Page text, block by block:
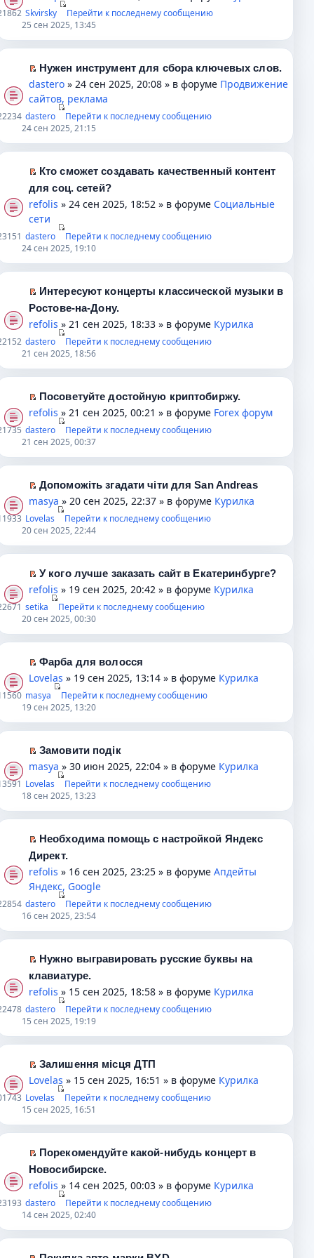
ю
с
о
о
щ
е
н
и
ю
а
н
н
м
у
с
о
о
б
е
н
и
ю
е
п
р
ч
и
т
а
н
н
м
у
с
о
о
б
щ
н
и
ю
е
р
в
о
у
н
е
п
р
о
и
т
а
н
н
о
у
с
о
о
б
щ
н
и
ю
р
й
т
и
к
е
в
о
у
н
е
п
р
о
ч
т
а
н
н
о
у
с
о
о
б
е
н
и
ю
1862 Skvirsky
Перейти к последнему сообщению
25 сен 2025, 13:45
П
е
е
т
и
п
е
р
в
о
м
у
е
п
р
о
ч
т
а
н
н
о
у
с
о
о
б
е
н
и
ю
Нужен инструмент для сбора ключевых слов.
dastero » 24 сен 2025, 20:08 » в форуме Продвижение
сайтов, реклама
2234 dastero
Перейти к последнему сообщению
24 сен 2025, 21:15
е
р
е
й
т
и
к
е
р
в
о
м
н
е
п
р
о
и
т
а
н
н
м
у
с
о
о
щ
е
н
и
ю
Кто сможет создавать качественный контент
для соц. сетей?
refolis » 24 сен 2025, 18:52 » в форуме Социальные
сети
3151 dastero
Перейти к последнему сообщению
24 сен 2025, 19:10
е
р
е
й
т
и
к
п
е
р
в
о
м
у
н
е
п
р
о
ч
и
т
а
н
о
м
у
с
о
б
щ
е
н
и
Интересуют концерты классической музыки в
Ростове-на-Дону.
refolis » 21 сен 2025, 18:33 » в форуме Курилка
2152 dastero
Перейти к последнему сообщению
21 сен 2025, 18:56
П
р
й
т
и
п
р
в
о
у
е
п
р
ч
т
а
н
о
у
с
о
б
щ
е
н
и
ю
Посоветуйте достойную криптобиржу.
refolis » 21 сен 2025, 00:21 » в форуме Forex форум
1735 dastero
Перейти к последнему сообщению
21 сен 2025, 00:37
П
р
й
т
и
п
р
в
о
у
е
п
р
ч
т
а
н
о
м
у
с
о
о
щ
е
н
и
ю
Допоможіть згадати чіти для San Andreas
masya » 20 сен 2025, 22:37 » в форуме Курилка
1933 Lovelas
Перейти к последнему сообщению
20 сен 2025, 22:44
П
р
й
т
и
п
р
в
о
у
е
п
о
ч
и
т
а
н
н
м
у
с
о
о
щ
е
н
и
ю
У кого лучше заказать сайт в Екатеринбурге?
refolis » 19 сен 2025, 20:42 » в форуме Курилка
2671 setika
Перейти к последнему сообщению
20 сен 2025, 00:30
П
р
й
т
и
п
р
в
м
у
н
е
п
р
о
и
т
а
н
н
м
у
с
о
о
щ
е
н
и
ю
Фарба для волосся
Lovelas » 19 сен 2025, 13:14 » в форуме Курилка
1560 masya
Перейти к последнему сообщению
19 сен 2025, 13:20
П
р
й
т
к
п
е
р
в
о
м
н
е
п
р
о
и
т
а
н
н
м
у
с
о
о
б
Замовити подік
masya » 30 июн 2025, 22:04 » в форуме Курилка
3591 Lovelas
Перейти к последнему сообщению
18 сен 2025, 13:23
е
р
е
й
т
и
к
е
р
в
о
м
н
е
п
р
о
и
т
а
н
н
о
Необходима помощь с настройкой Яндекс
Директ.
refolis » 16 сен 2025, 23:25 » в форуме Апдейты
Яндекс, Google
2854 dastero
Перейти к последнему сообщению
16 сен 2025, 23:54
е
р
е
й
т
и
п
е
р
в
о
у
н
е
п
р
Нужно выгравировать русские буквы на
клавиатуре.
refolis » 15 сен 2025, 18:58 » в форуме Курилка
2478 dastero
Перейти к последнему сообщению
15 сен 2025, 19:19
П
р
й
т
к
п
е
р
в
о
Залишення місця ДТП
Lovelas » 15 сен 2025, 16:51 » в форуме Курилка
1743 Lovelas
Перейти к последнему сообщению
15 сен 2025, 16:51
е
р
е
й
т
и
Порекомендуйте какой-нибудь концерт в
Новосибирске.
refolis » 14 сен 2025, 00:03 » в форуме Курилка
3193 dastero
Перейти к последнему сообщению
14 сен 2025, 02:40